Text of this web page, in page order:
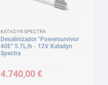
KATADYN SPECTRA
Desalinizador ''Powersurvivor
40E'' 5.7L/h - 12V Katadyn
Spectra
4.740,00 €